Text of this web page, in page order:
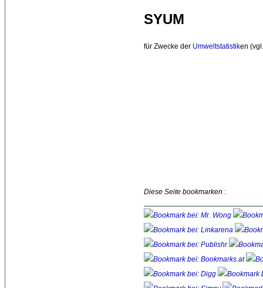
SYUM
für Zwecke der Umweltstatistiken
Diese Seite bookmarken :